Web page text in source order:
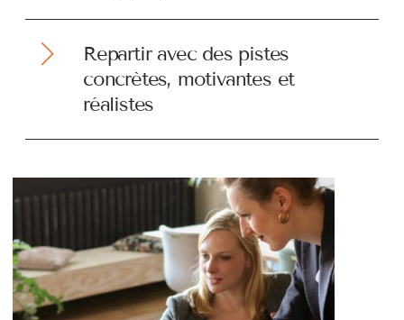
Repartir avec des pistes
concrètes, motivantes et
réalistes